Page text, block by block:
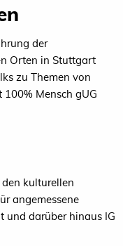
der
Orten in Stuttgart
zu Themen von
Mensch gUG
kulturellen
angemessene
und darüber hinaus IG